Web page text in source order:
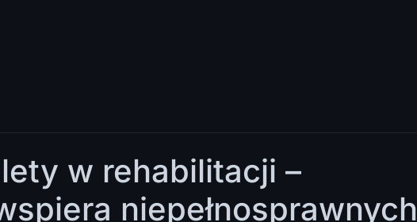
w rehabilitacji –
niepełnosprawnych